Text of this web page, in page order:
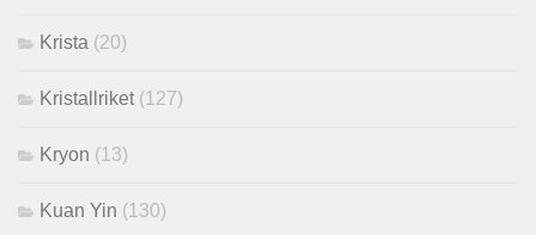
Krista (20)
Kristallriket (127)
Kryon (13)
Kuan Yin (130)